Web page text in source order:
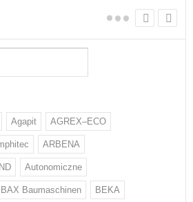
Agapit AGREX–ECO
ARBENA
Autonomiczne
BAX Baumaschinen BEKA